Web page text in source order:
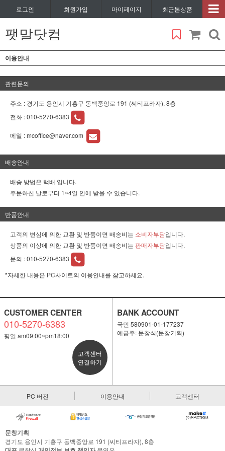
로그인 회원가입 마이페이지 최근본상품
팻말닷컴
이용안내
관련문의
주소 : 경기도 용인시 기흥구 동백중앙로 191 (씨티프라자), 8층
전화 :010-5270-6383
메일 :mcoffice@naver.com
배송안내
배송 방법은 택배 입니다.
주문하신 날로부터 1~4일 안에 받을 수 있습니다.
반품안내
고객의 변심에 의한 교환 및 반품이면 배송비는 소비자부담입니다.
상품의 이상에 의한 교환 및 반품이면 배송비는 판매자부담입니다.
문의 :010-5270-6383
*자세한 내용은 PC사이트의 이용안내를 참고하세요.
CUSTOMER CENTER
010-5270-6383
평일 am09:00~pm18:00
고객센터
연결하기
BANK ACCOUNT
국민 580901-01-177237
예금주: 문창식(문창기획)
PC 버전 이용안내 고객센터
문창기획
경기도 용인시 기흥구 동백중앙로 191 (씨티프라자), 8층